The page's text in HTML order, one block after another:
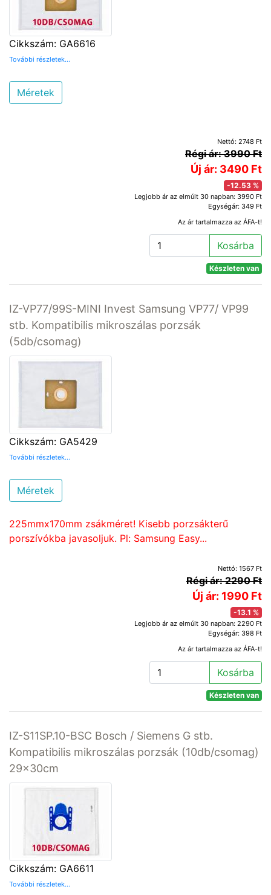
Cikkszám: GA6616
További részletek...
Méretek
Nettó: 2748 Ft
Régi ár: 3990 Ft
Új ár: 3490 Ft
-12.53 %
Legjobb ár az elmúlt 30 napban: 3990 Ft
Egységár: 349 Ft
Az ár tartalmazza az ÁFA-t!
Kosárba
Készleten van
IZ-VP77/99S-MINI Invest Samsung VP77/ VP99
stb. Kompatibilis mikroszálas porzsák
(5db/csomag)
Cikkszám: GA5429
További részletek...
Méretek
225mmx170mm zsákméret! Kisebb porzsákterű
porszívókba javasoljuk. Pl: Samsung Easy...
Nettó: 1567 Ft
Régi ár: 2290 Ft
Új ár: 1990 Ft
-13.1 %
Legjobb ár az elmúlt 30 napban: 2290 Ft
Egységár: 398 Ft
Az ár tartalmazza az ÁFA-t!
Kosárba
Készleten van
IZ-S11SP.10-BSC Bosch / Siemens G stb.
Kompatibilis mikroszálas porzsák (10db/csomag)
29x30cm
Cikkszám: GA6611
További részletek...